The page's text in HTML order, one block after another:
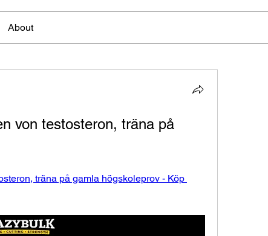
About
von testosteron, träna på
träna på gamla högskoleprov - Köp